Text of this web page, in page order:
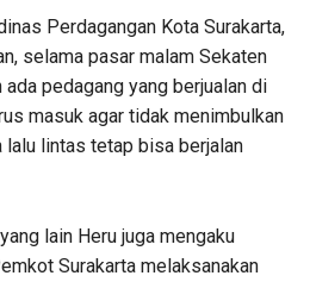
Perdagangan Kota Surakarta,
selama pasar malam Sekaten
pedagang yang berjualan di
masuk agar tidak menimbulkan
lintas tetap bisa berjalan
lain Heru juga mengaku
Surakarta melaksanakan